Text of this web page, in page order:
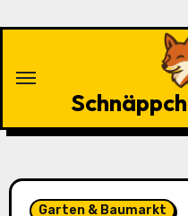
Garten & Baumarkt